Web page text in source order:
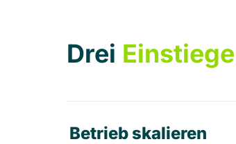
Drei
Betrieb skalieren